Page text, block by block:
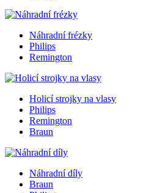
Náhradní frézky
Philips
Remington
Holicí strojky na vlasy
Philips
Remington
Braun
Náhradní díly
Braun